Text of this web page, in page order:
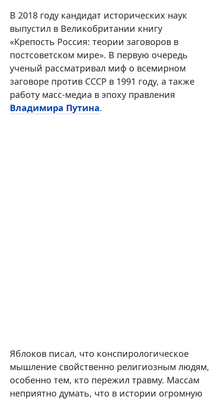
В 2018 году кандидат исторических наук
выпустил в Великобритании книгу
«Крепость Россия: теории заговоров в
постсоветском мире». В первую очередь
ученый рассматривал миф о всемирном
заговоре против СССР в 1991 году, а также
работу масс-медиа в эпоху правления
Владимира Путина.
Яблоков писал, что конспирологическое
мышление свойственно религиозным людям,
особенно тем, кто пережил травму. Массам
неприятно думать, что в истории огромную